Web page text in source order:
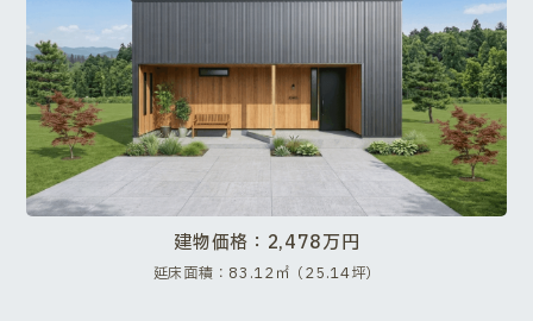
建物価格：2,478万円
延床面積：83.12㎡（25.14坪）